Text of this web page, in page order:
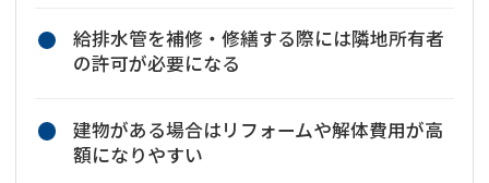
給排水管を補修・修繕する際には隣地所有者
の許可が必要になる
建物がある場合はリフォームや解体費用が高
額になりやすい